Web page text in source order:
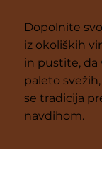
Dopolnite
iz okoliških
in pustite, da
paleto
se tradicija
navdihom.